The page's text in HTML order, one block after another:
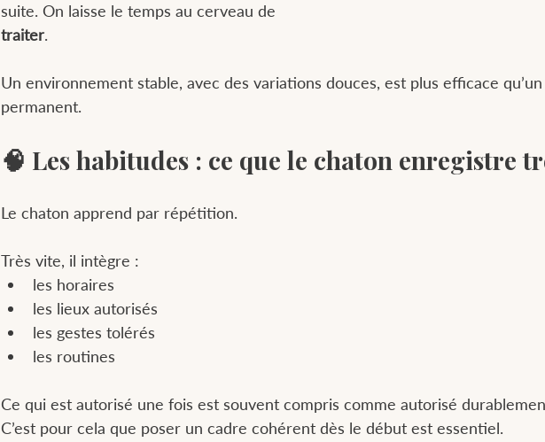
suite. On laisse le temps au cerveau de
traiter.
Un environnement stable, avec des variations douces, est plus efficace
permanent.
🧠 Les habitudes : ce que le chaton enregistre
Le chaton apprend par répétition.
Très vite, il intègre :
les horaires
les lieux autorisés
les gestes tolérés
les routines
Ce qui est autorisé une fois est souvent compris comme autorisé
C’est pour cela que poser un cadre cohérent dès le début est essentiel.